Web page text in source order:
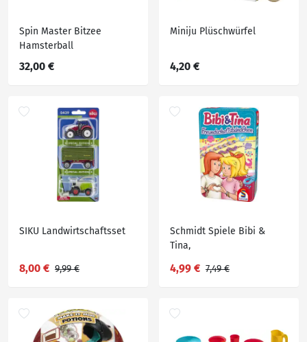
Spin Master Bitzee
Hamsterball
32,00 €
Miniju Plüschwürfel
4,20 €
SIKU Landwirtschaftsset
8,00 € 9,99 €
Schmidt Spiele Bibi &
Tina,
4,99 € 7,49 €